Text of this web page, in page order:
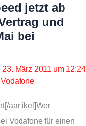
jetzt ab
und
bei
23. März 2011 um 12:24
Vodafone
aartikel]Wer
Vodafone für einen